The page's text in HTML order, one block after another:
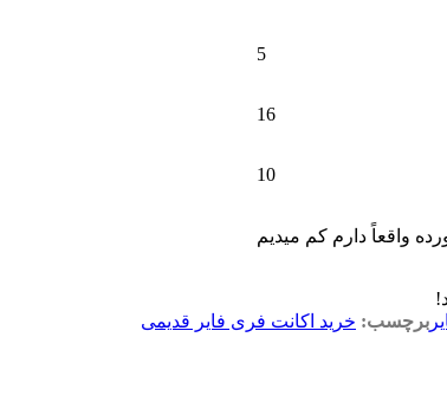
5
16
10
واقعاً دارم کم میدیم
برچسب: خرید اکانت فری فایر قدیمی